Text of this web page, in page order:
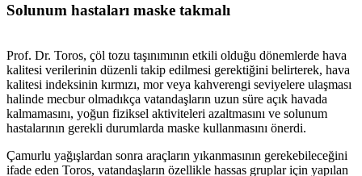
Solunum hastaları maske takmalı
Prof. Dr. Toros, çöl tozu taşınımının etkili olduğu dönemlerde hava
kalitesi verilerinin düzenli takip edilmesi gerektiğini belirterek, hava
kalitesi indeksinin kırmızı, mor veya kahverengi seviyelere ulaşması
halinde mecbur olmadıkça vatandaşların uzun süre açık havada
kalmamasını, yoğun fiziksel aktiviteleri azaltmasını ve solunum
hastalarının gerekli durumlarda maske kullanmasını önerdi.
Çamurlu yağışlardan sonra araçların yıkanmasının gerekebileceğini
ifade eden Toros, vatandaşların özellikle hassas gruplar için yapılan